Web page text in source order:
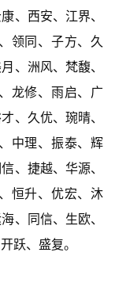
、西安、江界、
领同、子方、久
、洲风、梵馥、
龙修、雨启、广
、久优、琬晴、
中理、振泰、辉
、捷越、华源、
恒升、优宏、沐
、同信、生欧、
跃、盛复。